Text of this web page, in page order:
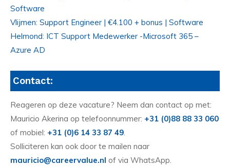
Software
Vlijmen: Support Engineer | €4.100 + bonus | Software
Helmond: ICT Support Medewerker -Microsoft 365 –
Azure AD
Contact:
Reageren op deze vacature? Neem dan contact op met:
Mauricio Akerina op telefoonnummer: +31 (0)88 88 33 060
of mobiel: +31 (0)6 14 33 87 49.
Solliciteren kan ook door te mailen naar
mauricio@careervalue.nl of via WhatsApp.